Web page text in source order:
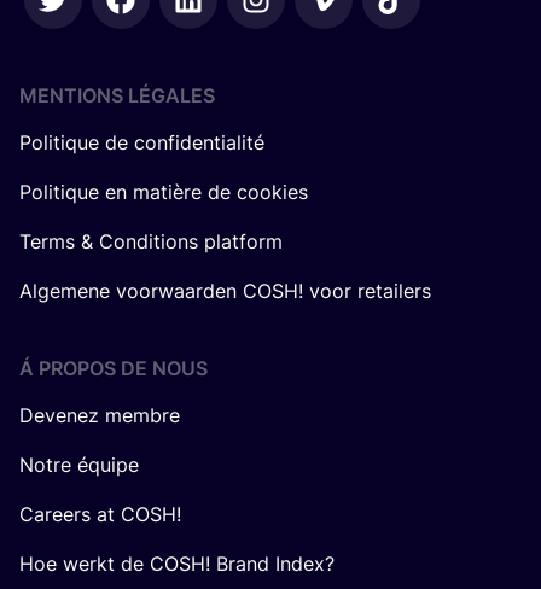
MENTIONS LÉGALES
Politique de confidentialité
Politique en matière de cookies
Terms & Conditions platform
Algemene voorwaarden COSH! voor retailers
Á PROPOS DE NOUS
Devenez membre
Notre équipe
Careers at COSH!
Hoe werkt de COSH! Brand Index?